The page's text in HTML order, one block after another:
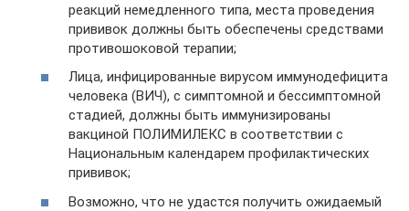
реакций немедленного типа, места проведения
прививок должны быть обеспечены средствами
противошоковой терапии;
Лица, инфицированные вирусом иммунодефицита
человека (ВИЧ), с симптомной и бессимптомной
стадией, должны быть иммунизированы
вакциной ПОЛИМИЛЕКС в соответствии с
Национальным календарем профилактических
прививок;
Возможно, что не удастся получить ожидаемый